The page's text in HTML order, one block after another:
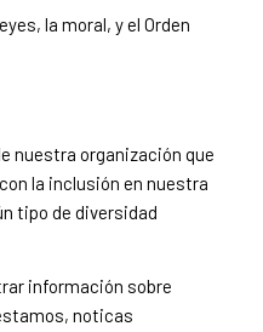
la moral, y el Orden
nuestra organización que
la inclusión en nuestra
tipo de diversidad
información sobre
noticas